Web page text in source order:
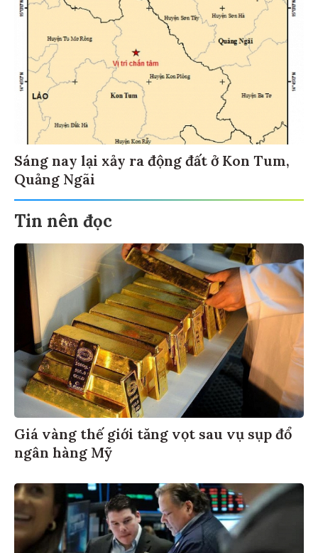
Sáng nay lại xảy ra động đất ở Kon Tum,
Quảng Ngãi
Tin nên đọc
Giá vàng thế giới tăng vọt sau vụ sụp đổ
ngân hàng Mỹ